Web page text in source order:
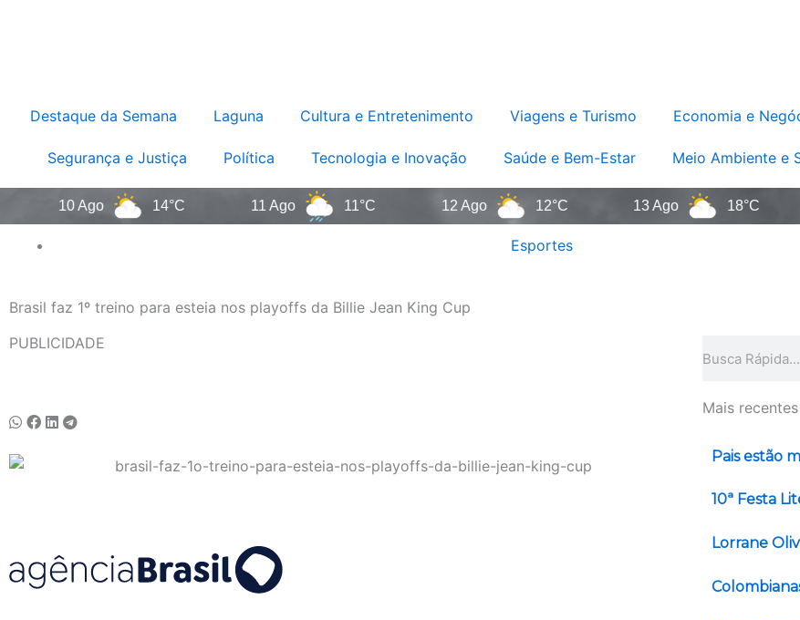
Destaque da Semana Laguna Cultura e Entretenimento Viagens e Turismo Economia e
Segurança e Justiça Política Tecnologia e Inovação Saúde e Bem-Estar Meio Ambiente e
10 Ago 14°C 11 Ago 11°C 12 Ago 12°C 13 Ago 18°C
Esportes
Brasil faz 1º treino para esteia nos playoffs da Billie Jean King Cup
PUBLICIDADE
Mais recentes
Pais estão
10ª Festa
Lorrane